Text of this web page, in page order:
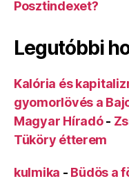
Posztindexet?
Legutóbbi
Kalória és
gyomorlövés a
Magyar Híradó-
Tüköry étterem
kulmika - Büdös a